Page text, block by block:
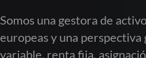
Somos una gestora de
europeas y una
variable, renta fija,